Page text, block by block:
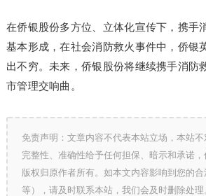
在侨银股份多方位、立体化宣传下，携手
基本形成，在社会消防救火事件中，侨银
出不穷。未来，侨银股份将继续携手消防
市管理交响曲。
免责声明：文章内容不代表本站立场，本站不
完整性、准确性给予任何担保、暗示和承诺
版权归原作者所有。如本文内容影响到您的
等），请及时联系本站，我们会及时删除处理